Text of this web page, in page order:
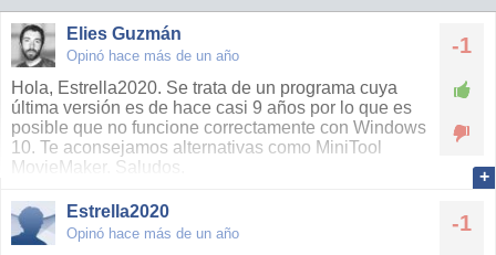
Elies Guzmán
Opinó hace más de un año
Hola, Estrella2020. Se trata de un programa cuya
última versión es de hace casi 9 años por lo que es
posible que no funcione correctamente con Windows
10. Te aconsejamos alternativas como MiniTool
MovieMaker. Saludos.
-1
Estrella2020
Opinó hace más de un año -1